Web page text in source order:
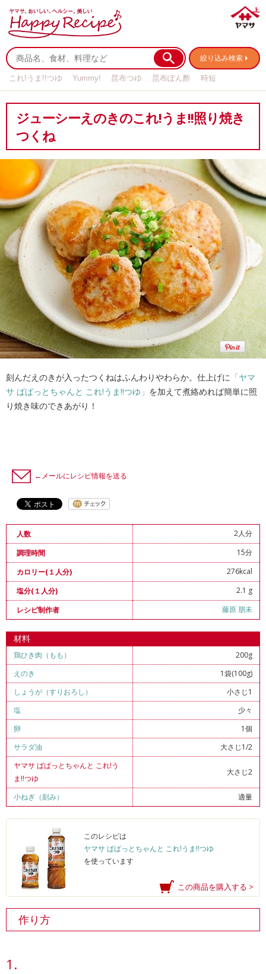
絞り込み検索
これ!うま!!つゆ Yummy! 昆布つゆ 昆布ぽん酢
時短
ジューシーえのきのこれ!うま!!照り焼き
つくね
刻んだえのきが入ったつくねはふんわりやわらか。仕上げに 「ヤマ
サ ぱぱっとちゃんと これ!うま!!つゆ」 を加えて煮絡めれば簡単に照
り焼き味のできあがり！
←メールにレシピ情報を送る
人数
2人分
調理時間
15分
カロリー(１人分)
276kcal
塩分(１人分)
2.1 g
レシピ制作者
藤原 朋未
材料
鶏ひき肉（もも）
200g
えのき
1袋(100g)
しょうが（すりおろし）
小さじ1
塩
少々
卵
1個
サラダ油
大さじ1/2
ヤマサ ぱぱっとちゃんと これ!う
ま!!つゆ
大さじ2
小ねぎ（刻み） 適量
このレシピは
ヤマサ ぱぱっとちゃんと これ!うま!!つゆ
を使っています
この商品を購入する >
作り方